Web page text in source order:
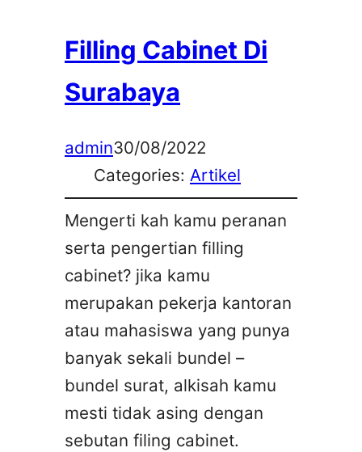
Filling Cabinet Di
Surabaya
admin30/08/2022
Categories: Artikel
Mengerti kah kamu peranan
serta pengertian filling
cabinet? jika kamu
merupakan pekerja kantoran
atau mahasiswa yang punya
banyak sekali bundel –
bundel surat, alkisah kamu
mesti tidak asing dengan
sebutan filing cabinet.